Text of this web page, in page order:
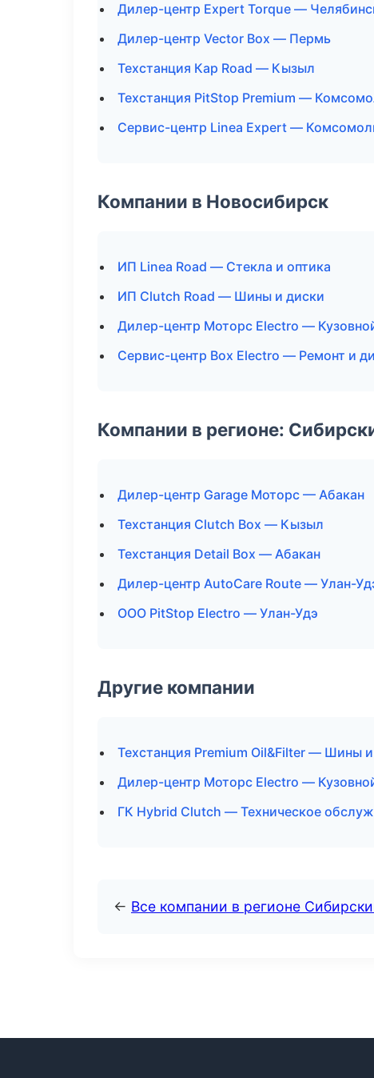
Дилер-центр Expert Torque —
Дилер-центр Vector Box — Пермь
Техстанция Кар Road — Кызыл
Техстанция PitStop Premium —
Сервис-центр Linea Expert —
Компании в Новосибирск
ИП Linea Road — Стекла и оптика
ИП Clutch Road — Шины и диски
Дилер-центр Моторс Electro —
Сервис-центр Box Electro — Ремонт и
Компании в регионе:
Дилер-центр Garage Моторс — Абакан
Техстанция Clutch Box — Кызыл
Техстанция Detail Box — Абакан
Дилер-центр AutoCare Route — Улан-
ООО PitStop Electro — Улан-Удэ
Другие компании
Техстанция Premium Oil&Filter — Шины
Дилер-центр Моторс Electro —
ГК Hybrid Clutch — Техническое
← Все компании в регионе